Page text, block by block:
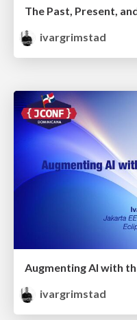
The Past, Present,
ivargrimstad
Augmenting AI with
ivargrimstad